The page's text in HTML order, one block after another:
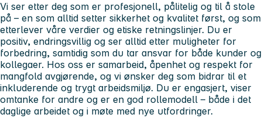
Vi ser etter deg som er profesjonell, pålitelig og til å stole
på – en som alltid setter sikkerhet og kvalitet først, og som
etterlever våre verdier og etiske retningslinjer. Du er
positiv, endringsvillig og ser alltid etter muligheter for
forbedring, samtidig som du tar ansvar for både kunder og
kollegaer. Hos oss er samarbeid, åpenhet og respekt for
mangfold avgjørende, og vi ønsker deg som bidrar til et
inkluderende og trygt arbeidsmiljø. Du er engasjert, viser
omtanke for andre og er en god rollemodell – både i det
daglige arbeidet og i møte med nye utfordringer.